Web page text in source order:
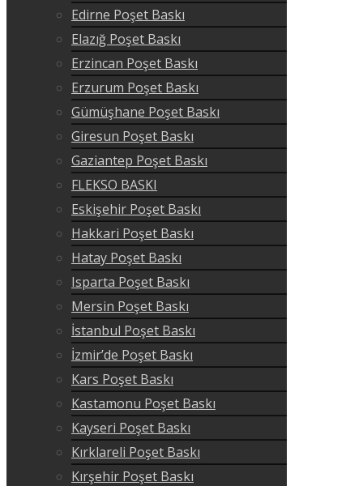
Edirne Poşet Baskı
Elazığ Poşet Baskı
Erzincan Poşet Baskı
Erzurum Poşet Baskı
Gümüşhane Poşet Baskı
Giresun Poşet Baskı
Gaziantep Poşet Baskı
FLEKSO BASKI
Eskişehir Poşet Baskı
Hakkari Poşet Baskı
Hatay Poşet Baskı
Isparta Poşet Baskı
Mersin Poşet Baskı
İstanbul Poşet Baskı
İzmir’de Poşet Baskı
Kars Poşet Baskı
Kastamonu Poşet Baskı
Kayseri Poşet Baskı
Kırklareli Poşet Baskı
Kırşehir Poşet Baskı